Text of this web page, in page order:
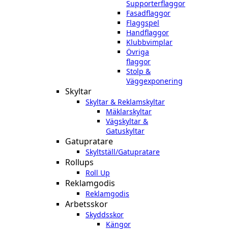
Supporterflaggor
Fasadflaggor
Flaggspel
Handflaggor
Klubbvimplar
Övriga
flaggor
Stolp &
Väggexponering
Skyltar
Skyltar & Reklamskyltar
Mäklarskyltar
Vägskyltar &
Gatuskyltar
Gatupratare
Skyltställ/Gatupratare
Rollups
Roll Up
Reklamgodis
Reklamgodis
Arbetsskor
Skyddsskor
Kängor